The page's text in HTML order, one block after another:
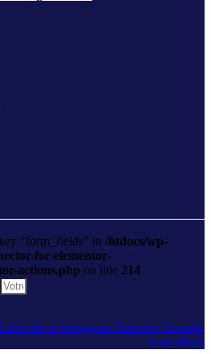
"form_fields" in /htdocs/wp-
for-elementor-
actions.php on line 214
in Instagram X-twitterYoutube
Icon-tiktok